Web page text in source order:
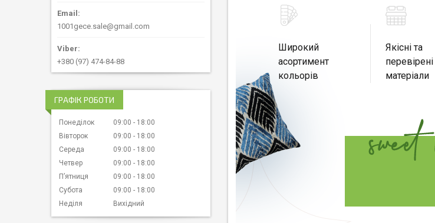
Широкий
асортимент
кольорів
Якісні та
перевірені
матеріали
1001gece.sale@gmail.com
+380 (97) 474-84-88
ГРАФІК РОБОТИ
Понеділок 09:00
18:00
Вівторок
09:00
18:00
Середа
09:00
18:00
Четвер
09:00
18:00
Пʼятниця
09:00
18:00
Субота
09:00
18:00
Неділя
Вихідний